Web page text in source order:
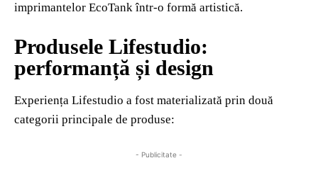
imprimantelor EcoTank într-o formă artistică.
Produsele Lifestudio:
performanță și design
Experiența Lifestudio a fost materializată prin două
categorii principale de produse:
- Publicitate -